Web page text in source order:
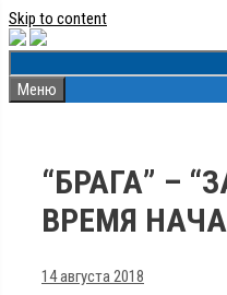
Skip to content
Меню
“БРАГА” –
ВРЕМЯ
14 августа 2018